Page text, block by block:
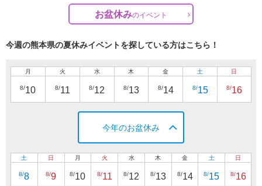
お盆休みのイベント
今週の熊本県の夏休みイベントを探している方はこちら！
月
8/10
火
8/11
水
8/12
木
8/13
金
8/14
土
8/15
日
8/16
今年のお盆休み
土
8/8
日
8/9
月
8/10
火
8/11
水
8/12
木
8/13
金
8/14
土
8/15
日
8/16